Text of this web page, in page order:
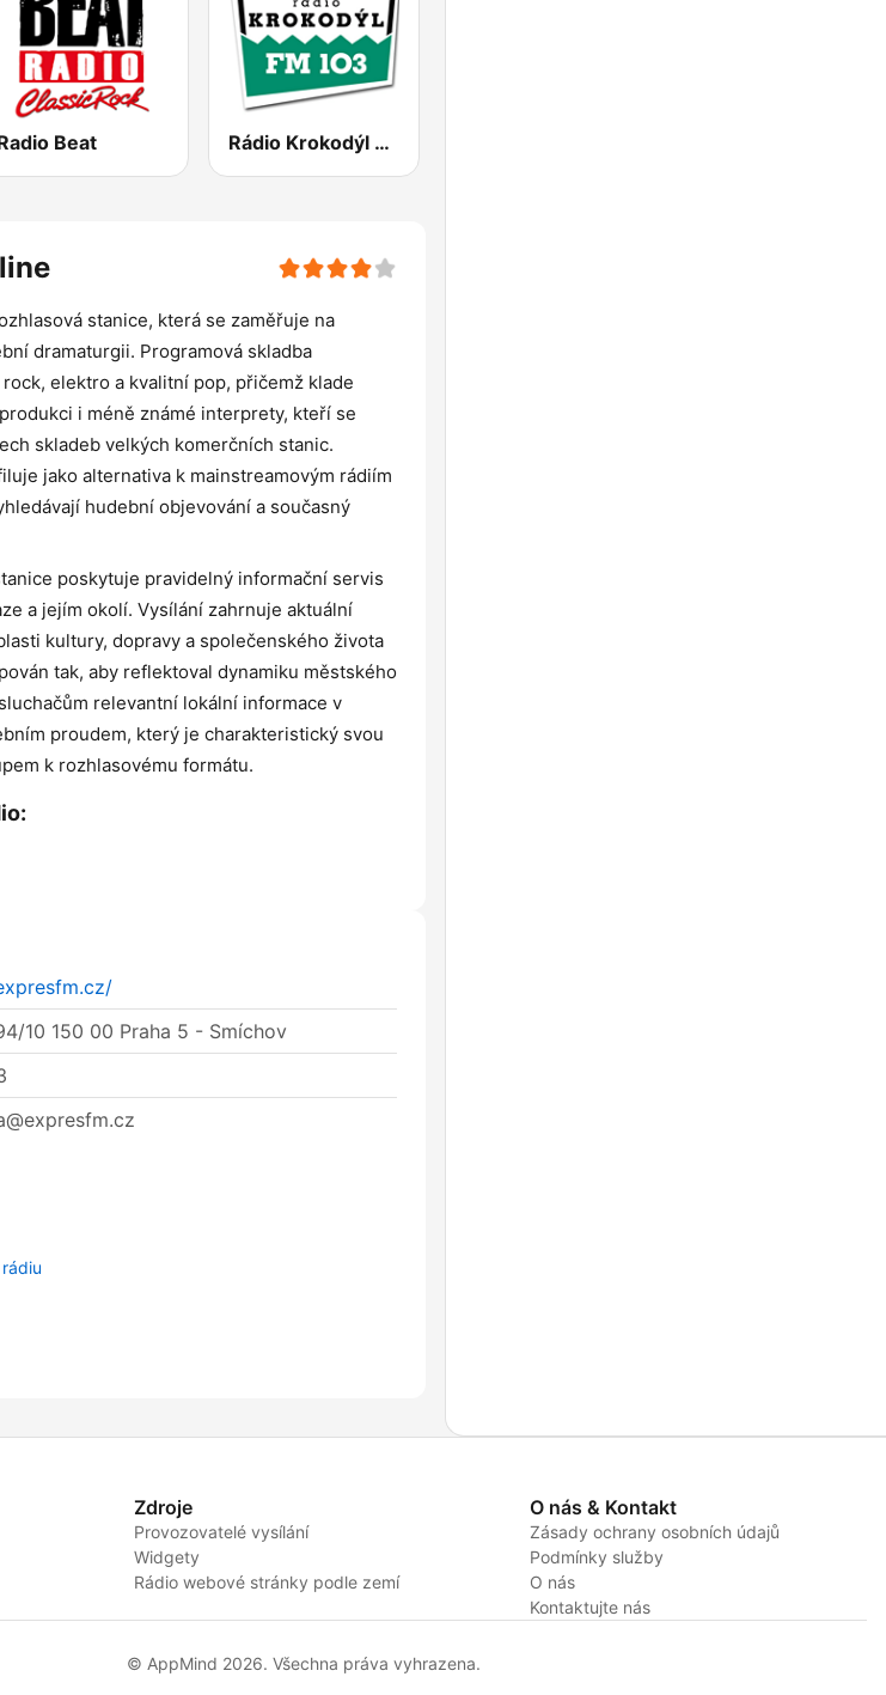
Beat Rádio Krokodýl FM
stanice, která se zaměřuje na
dramaturgii. Programová skladba
elektro a kvalitní pop, přičemž klade
i méně známé interprety, kteří se
skladeb velkých komerčních stanic.
jako alternativa k mainstreamovým rádiím
hudební objevování a současný
poskytuje pravidelný informační servis
a jejím okolí. Vysílání zahrnuje aktuální
kultury, dopravy a společenského života
tak, aby reflektoval dynamiku městského
relevantní lokální informace v
proudem, který je charakteristický svou
k rozhlasovému formátu.
10 150 00 Praha 5 - Smíchov
Zdroje
Provozovatelé vysílání
Widgety
Rádio webové stránky podle zemí
O nás & Kontakt
Zásady ochrany osobních údajů
Podmínky služby
O nás
Kontaktujte nás
© AppMind 2026. Všechna práva vyhrazena.